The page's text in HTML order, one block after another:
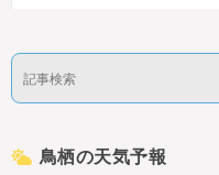
鳥栖の天気予報